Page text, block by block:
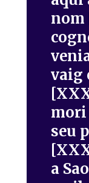
nom
vaig
mori
seu
a